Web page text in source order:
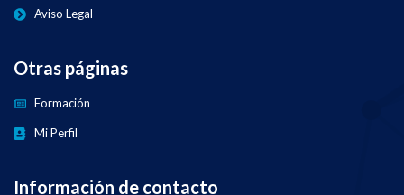
Aviso Legal
Otras páginas
Formación
Mi Perfil
Información de contacto